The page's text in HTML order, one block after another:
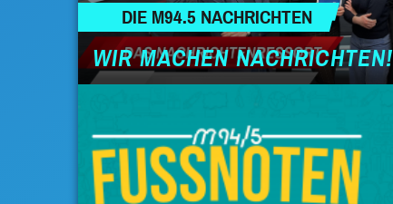
DIE M94.5 NACHRICHTEN
WIR MACHEN NACHRICHTEN!